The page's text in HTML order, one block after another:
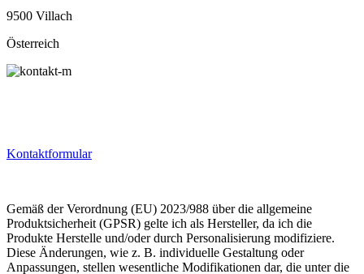
9500 Villach
Österreich
Kontaktformular
Gemäß der Verordnung (EU) 2023/988 über die allgemeine
Produktsicherheit (GPSR) gelte ich als Hersteller, da ich die
Produkte Herstelle und/oder durch Personalisierung modifiziere.
Diese Änderungen, wie z. B. individuelle Gestaltung oder
Anpassungen, stellen wesentliche Modifikationen dar, die unter die